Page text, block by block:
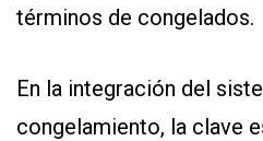
términos de congelados.
En la integración del
congelamiento, la clave